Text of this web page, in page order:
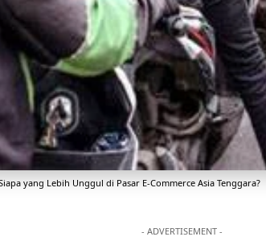
yang Lebih Unggul di Pasar E-Commerce Asia Tenggara?
- ADVERTISEMENT -